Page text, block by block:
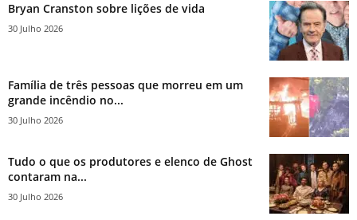
Bryan Cranston sobre lições de vida
30 Julho 2026
Família de três pessoas que morreu em um
grande incêndio no...
30 Julho 2026
Tudo o que os produtores e elenco de Ghost
contaram na...
30 Julho 2026